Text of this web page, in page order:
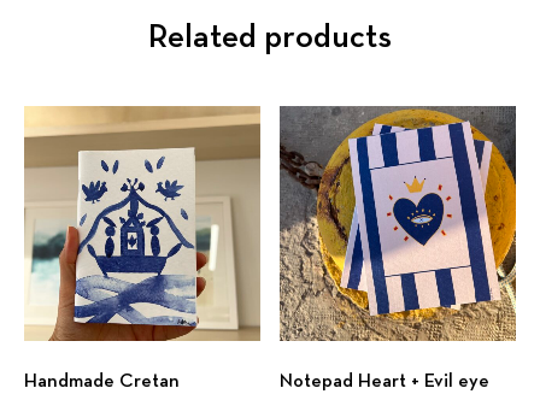
Related products
Handmade Cretan
Notepad Heart + Evil eye